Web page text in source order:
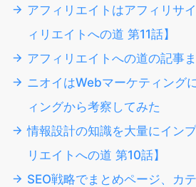
アフィリエイトはアフィリサ
ィリエイトへの道 第11話】
アフィリエイトへの道の記事
ニオイはWebマーケティング
ィングから考察してみた
情報設計の知識を大量にイン
リエイトへの道 第10話】
SEO戦略でまとめページ、カ